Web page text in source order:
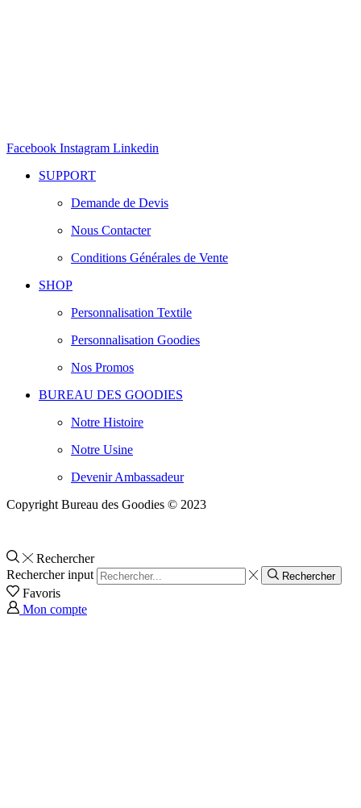
Facebook Instagram Linkedin
SUPPORT
Demande de Devis
Nous Contacter
Conditions Générales de Vente
SHOP
Personnalisation Textile
Personnalisation Goodies
Nos Promos
BUREAU DES GOODIES
Notre Histoire
Notre Usine
Devenir Ambassadeur
Copyright Bureau des Goodies © 2023
Rechercher
Rechercher input
Rechercher
Favoris
Mon compte